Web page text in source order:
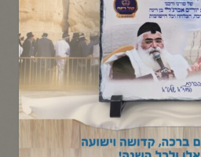
המסר
כמוך – כ"א
Click to accept